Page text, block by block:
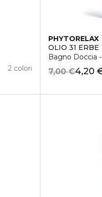
2 colori
PHYTORELAX
OLIO 31 ERBE
Bagno Doccia
4,20
7,00 €